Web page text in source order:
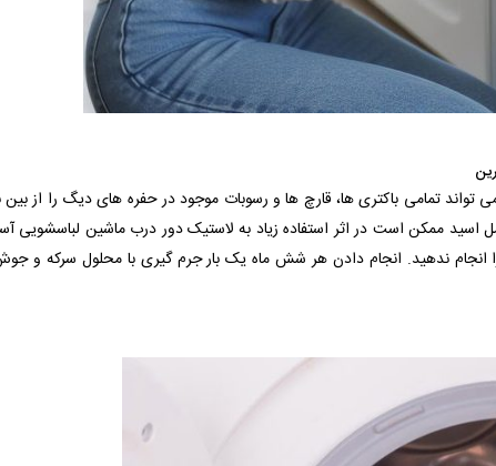
تمامی باکتری ها، قارچ ها و رسوبات موجود در حفره های دیگ را از بین
ممکن است در اثر استفاده زیاد به لاستیک دور درب ماشین لباسشویی
انجام ندهید. انجام دادن هر شش ماه یک بار جرم گیری با محلول سرکه و